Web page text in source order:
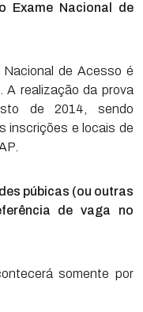
Exame Nacional de
de Acesso é
A realização da prova
de 2014, sendo
inscrições e locais de
púbicas (ou outras
de vaga no
somente por